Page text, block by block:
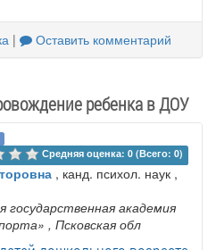
| Оставить комментарий
ребенка в ДОУ
Средняя оценка: 0 (Всего: 0)
, канд. психол. наук ,
академия
, Псковская обл